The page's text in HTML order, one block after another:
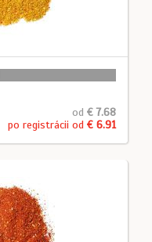
od € 7.68
po registrácii od € 6.91